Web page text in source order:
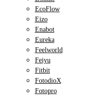
EcoFlow
Eizo
Enabot
Eureka
Feelworld
Feiyu
Fitbit
FotodioX
Fotopro